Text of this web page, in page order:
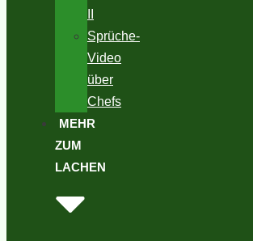
Sprüche-
Video
über
Chefs
MEHR
ZUM
LACHEN